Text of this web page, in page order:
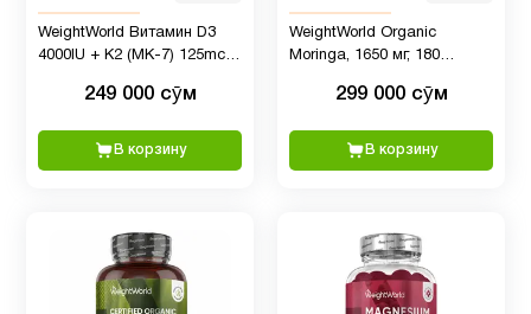
WeightWorld Витамин D3
4000IU + K2 (MK-7) 125mcg,
249 000 сӯм
В корзину
WeightWorld Organic
Moringa, 1650 мг, 180
299 000 сӯм
В корзину